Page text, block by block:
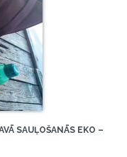
SAUĻOŠANĀS EKO –